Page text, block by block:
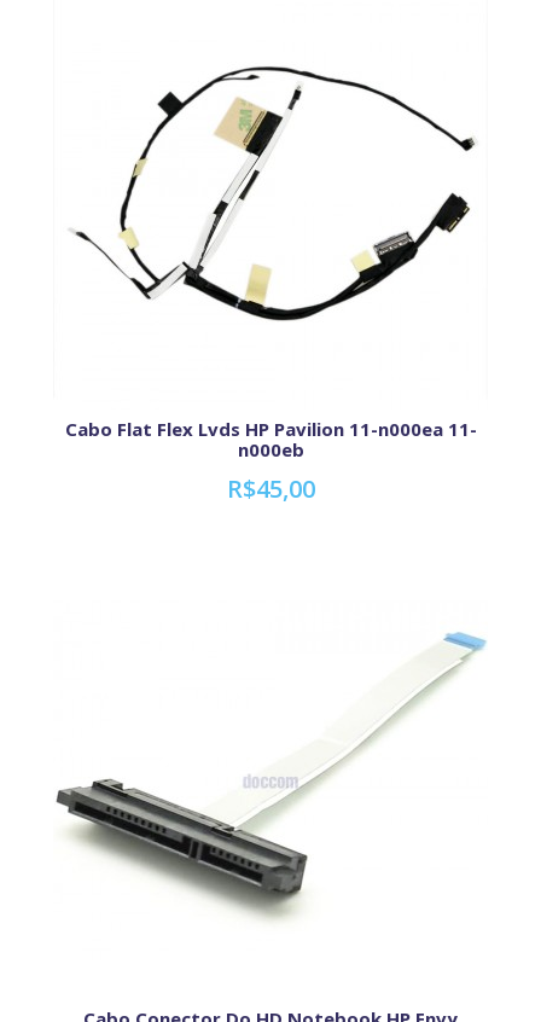
Cabo Flat Flex Lvds HP Pavilion 11-n000ea 11-
n000eb
R$45,00